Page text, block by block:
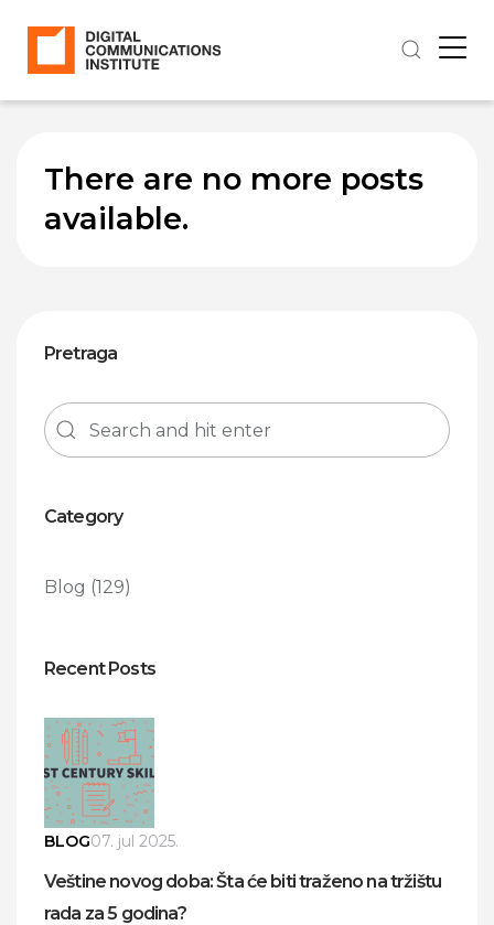
There are no more posts
available.
Pretraga
Category
Blog (129)
Recent Posts
BLOG07. jul 2025.
Veštine novog doba: Šta će biti traženo na tržištu
rada za 5 godina?